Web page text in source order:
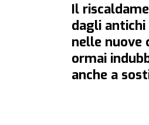
Il
dagli
nelle nuove
ormai
anche a